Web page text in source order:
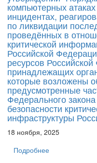
компьютерных
инцидентах,
по ликвидации
проведённых в
критической
Российской
ресурсов
принадлежащих
которые возложены
предусмотренные
Федерального
безопасности
инфраструктуры
18 ноября, 2025
Подробнее